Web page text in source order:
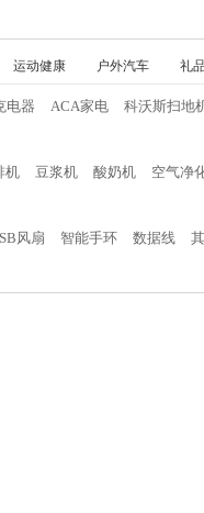
运动健康 户外汽车 礼
电器 ACA家电 科沃斯扫地
机 豆浆机 酸奶机 空气净
风扇 智能手环 数据线